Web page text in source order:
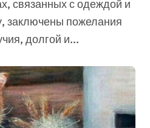
заключены пожелания
долгой и...